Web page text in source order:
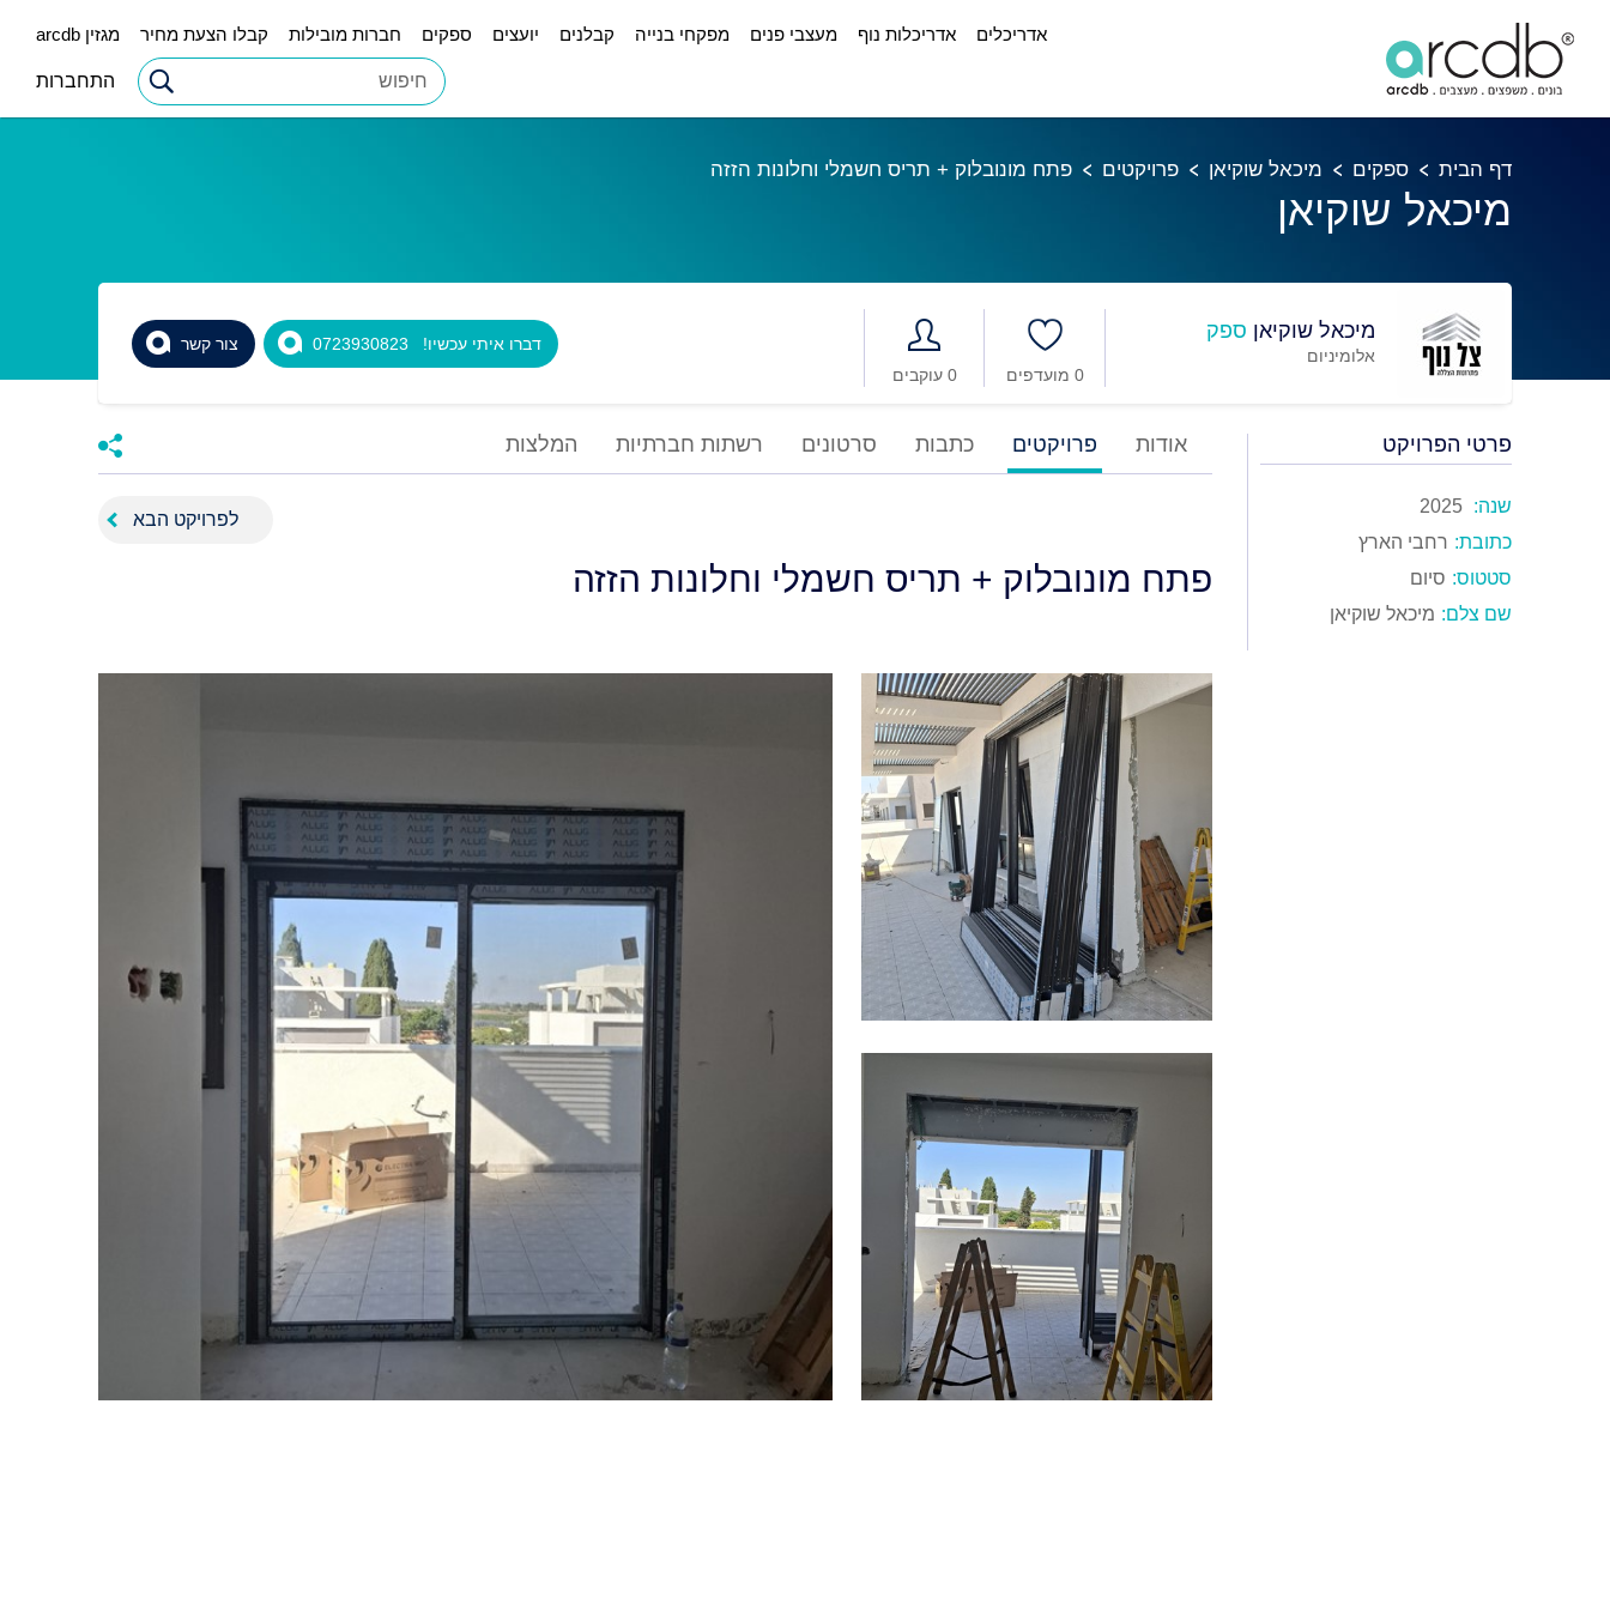
אדריכלים אדריכלות נוף מעצבי פנים מפקחי בנייה קבלנים יועצים ספקים חברות מובילות קבלו הצעת מחיר מגזין arcdb
התחברות
דף הבית ספקים מיכאל שוקיאן פרויקטים פתח מונובלוק + תריס חשמלי וחלונות הזזה
מיכאל שוקיאן
מיכאל שוקיאן ספק
אלומיניום
0 עוקבים
0 מועדפים
צור קשר דברו איתי עכשיו! 0723930823
פרטי הפרויקט
שנה: 2025
כתובת: רחבי הארץ
סטטוס: סיום
שם צלם: מיכאל שוקיאן
אודות פרויקטים כתבות סרטונים רשתות חברתיות המלצות
לפרויקט הבא
פתח מונובלוק + תריס חשמלי וחלונות הזזה